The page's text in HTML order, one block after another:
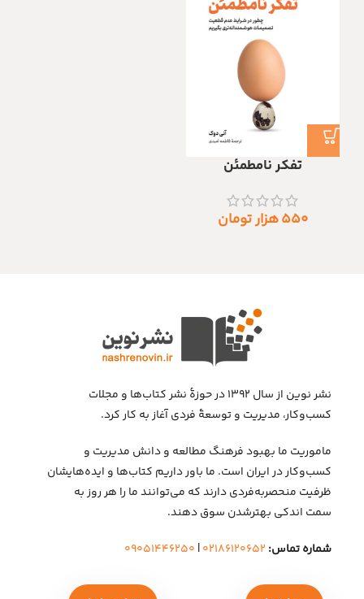
تفکر نامطمئن
۵۵۰هزار تومان
نشر نوین از سال ۱۳۹۲ در حوزهٔ نشر کتاب‌ها و مجلات
کسب‌وکار، مدیریت و توسعهٔ فردی آغاز به کار کرد.
ماموریت ما بهبود فرهنگ مطالعه و دانش مدیریت و
کسب‌وکار در ایران است. ما باور داریم کتاب‌ها و ایده‌هایشان
ظرفیت منحصربه‌فردی دارند که می‌توانند ما را هر روز به
سمت اندکی بهتر‌شدن سوق دهند.
شماره تماس: ۰۲۱۸۶۱۲۰۶۵۲| ۰۹۰۵۱۴۴۶۲۵۰